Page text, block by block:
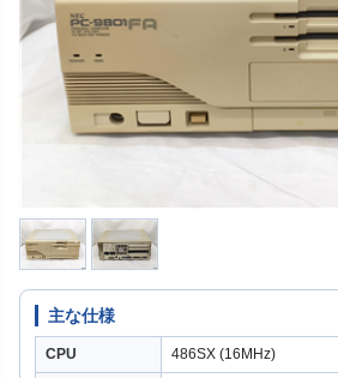
主な仕様
CPU 486SX (16MHz)